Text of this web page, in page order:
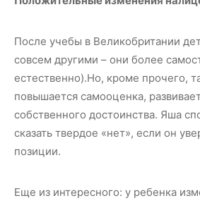
После учебы в Великобритании
совсем другими – они более
естественно).Но, кроме прочего,
повышается самооценка,
собственного достоинства. Яша
сказать твердое «нет», если он
позиции.
Еще из интересного: у ребенка